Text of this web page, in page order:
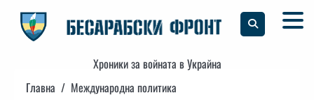
content
Хроники за войната в Украйна
Главна
Международна политика